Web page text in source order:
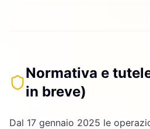
Normativa e
in breve)
Dal 17 gennaio 2025 le